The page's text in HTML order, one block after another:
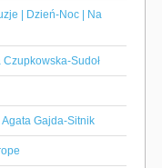
| Dzień-Noc | Na
Sudoł
Gajda-Sitnik